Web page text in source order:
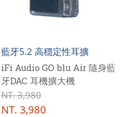
藍牙5.2 高穩定性耳擴
iFi Audio GO blu Air 隨身藍
牙DAC 耳機擴大機
NT.3,980
NT. 3,980